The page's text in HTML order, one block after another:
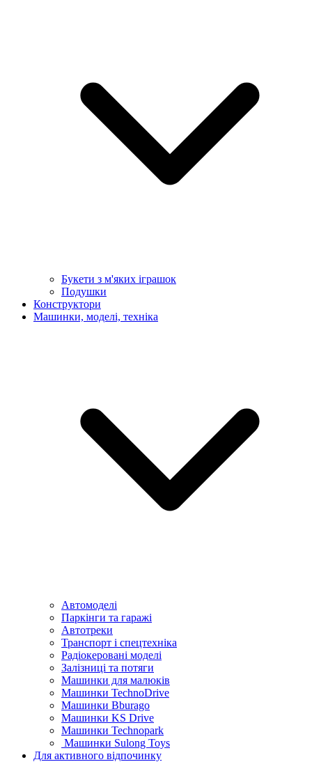
Букети з м'яких іграшок
Подушки
Конструктори
Машинки, моделі, техніка
Автомоделі
Паркінги та гаражі
Автотреки
Транспорт і спецтехніка
Радіокеровані моделі
Залізниці та потяги
Машинки для малюків
Машинки TechnoDrive
Машинки Bburago
Машинки KS Drive
Машинки Technopark
Машинки Sulong Toys
Для активного відпочинку